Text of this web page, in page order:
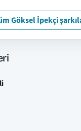
Göksel İpekçi